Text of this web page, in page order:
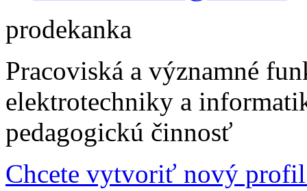
prodekanka
Pracoviská a významné
elektrotechniky a
pedagogickú činnosť
Chcete vytvoriť nový